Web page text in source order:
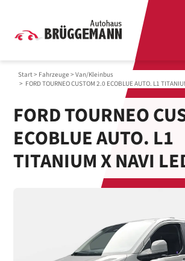
Start> Fahrzeuge >Van/Kleinbus
> FORD TOURNEO CUSTOM 2.0 ECOBLUE AUTO. L1
FORD TOURNEO
ECOBLUE AUTO. L1
TITANIUM X NAVI